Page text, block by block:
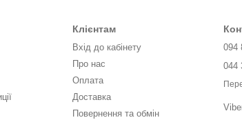
Клієнтам
Вхід до кабінету
Про нас
Оплата
Доставка
Повернення та обмін
094
044